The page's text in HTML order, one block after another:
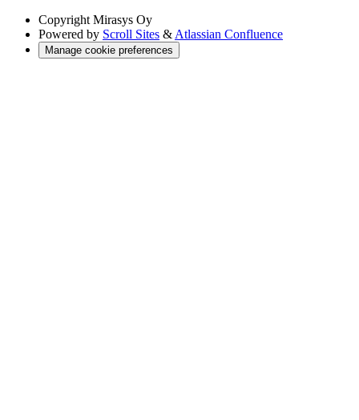
Copyright Mirasys Oy
Powered by Scroll Sites & Atlassian Confluence
Manage cookie preferences